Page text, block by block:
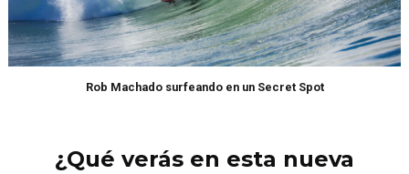
Rob Machado surfeando en un Secret Spot
¿Qué verás en esta nueva